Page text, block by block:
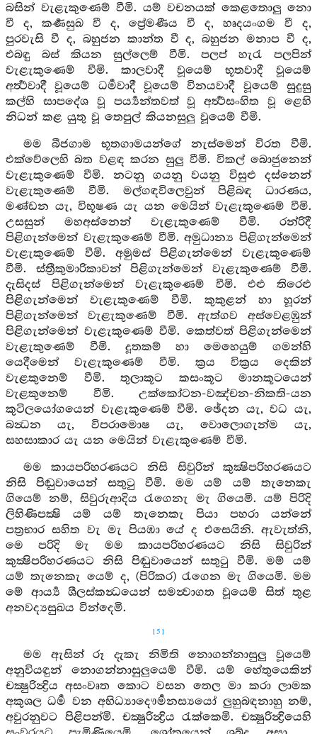
බසින් වැළැකුණෙම් වීමි. යම් වචනයක් කෙළතොලු නො
වී ද, කර්‍ණසුඛ වී ද, ප්‍රේමණීය වී ද, හෘදයංගම වී ද,
පුරවැසි වී ද, බහුජන කාන්ත වී ද, බහුජන මනාප වී ද,
එබඳු බස් කියන සුල්ලෙම් වීමි. පලප් හැරැ පලපින්
වැළැකුණෙම් වීමි. කාලවාදී වූයෙම් භූතවාදී වූයෙම්
අර්‍ත්‍ථවාදී වූයෙම් ධර්‍මවාදී වූයෙම් විනයවාදී වූයෙම් සුදුසු
කල්හි සාපදේශ වූ පර්‍ය්‍යන්තවත් වූ අර්‍ත්‍ථසංහිත වූ ළෙහි
නිධන් කළ යුතු වූ තෙපුල් කියනසුලු වූයෙම් වීමි.
මම බීජගාම භූතගාමයන්ගේ නැස්මෙන් විරත වීමි.
එක්වේලෙහි බත වළඳ කරන සුලු වීමි. විකල් බොජුනෙන්
වැළැකුණෙම් වීමි. නටනු ගයනු වයනු විසුළු දස්නෙන්
වැළැකුණෙම් වීමි. මල්ගඳවිලෙවුන් පිළිබඳ ධාරණය,
මණ්ඩන යැ, විභූෂණ යැ යන මෙයින් වැළැකුණෙම් වීමි.
උසසුන් මහඅස්නෙන් වැළැකුණෙම් වීමි. රන්රිදී
පිළිගැන්මෙන් වැළැකුණෙම් වීමි. අමුධාන්‍ය පිළිගැන්මෙන්
වැළැකුණෙම් වීමි. අමුමස් පිළිගැන්මෙන් වැළැකුණෙම්
වීමි. ස්ත්‍රීකුමාරිකාවන් පිළිගැන්මෙන් වැළැකුණෙම් වීමි.
දැසිදස් පිළිගැන්මෙන් වැළැකුණෙම් වීමි. එළු තිරෙළු
පිළිගැන්මෙන් වැළැකුණෙම් වීමි. කුකුළන් හා හූරන්
පිළිගැන්මෙන් වැළැකුණෙම් වීමි. ඇත්ගව අස්වෙළඹුන්
පිළිගැන්මෙන් වැළැකුණෙම් වීමි. කෙත්වත් පිළිගැන්මෙන්
වැළැකුණෙම් වීමි. දූතකම් හා මෙහෙයුම් ගමන්හි
යෙදීමෙන් වැළැකුණෙම් වීමි. ක්‍රය වික්‍රය දෙකින්
වැළකුනෙම් වීමි. තුලාකූට කසංකූට මානකූටයෙන්
වැළකුනෙම් වීමි. උක්කෝටන-වඤ්චන-නිකති-යන
කුටිලයෝගයෙන් වැළැකුණෙම් වීමි. ඡේදන යැ, වධ යැ,
බන්‍ධන යැ, විපරාමොෂ යැ, වොලොගැන්ම යැ,
සහසාකාර යැ යන මෙයින් වැළැකුණෙම් වීමි.
මම කායපරිහරණයට නිසි සිවුරින් කුක්‍ෂිපරිහරණයට
නිසි පිඬුවායෙන් සතුටු වීමි. මම යම් යම් තැනෙකැ
ගියෙම් නම්, සිවුරුආදිය රැගෙනැ මැ ගියෙමි. යම් පිරිදි
ලිහිණිපක්‍ෂි යම් යම් තැනෙකැ පියා පහරා යන්නේ
පත්‍රභාර සහිත වැ මැ පියඹා යේ ද එසෙයිනි. ඇවැත්නි,
මෙ පරිදි මැ මම කායපරිහරණයට නිසි සිවුරින්
කුක්‍ෂිපරිහරණයට නිසි පිඬුවායෙන් සතුටු වීමි. මම් යම්
යම් තැනෙකැ යෙම් ද, (පිරිකර) රැගෙන මැ ගියෙමි. මම
මේ ආර්‍ය්‍ය ශීලස්කන්‍ධයෙන් සමන්‍වාගත වූයෙම් සිත් තුළ
අනවද්‍යසුඛය වින්දෙමි.
151
මම ඇසින් රූ දැකැ නිමිති නොගන්නාසුලු වූයෙම්
අනුවියඳුන් නොගන්නාසුලුයෙම් වීමි. යම් හේතුයෙකින්
චක්‍ෂුරින්‍ද්‍රිය අසංවෘත කොට වසන තෙල මා කරා ලාමක
අකුශල ධර්‍ම වන අභිධ්‍යාදෞර්‍මනස්‍යයෝ ලුහුබඳනාහු නම්,
අවුරනුවට පිළිපන්මි. චක්‍ෂුරින්‍ද්‍රිය රැක්කෙමි. චක්‍ෂුරින්‍ද්‍රියෙහි